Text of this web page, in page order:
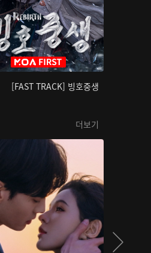
[FAST TRACK] 빙호중생
더보기